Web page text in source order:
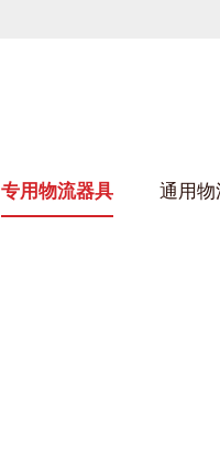
专用物流器具 通用